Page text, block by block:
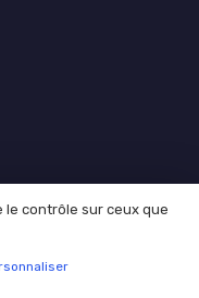
le contrôle sur ceux que